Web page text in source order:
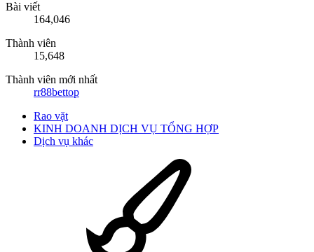
Bài viết
164,046
Thành viên
15,648
Thành viên mới nhất
rr88bettop
Rao vặt
KINH DOANH DỊCH VỤ TỔNG HỢP
Dịch vụ khác